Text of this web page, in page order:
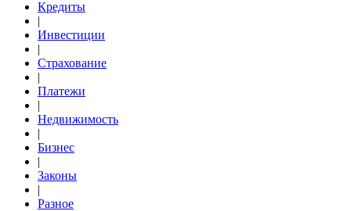
Кредиты
|
Инвестиции
|
Страхование
|
Платежи
|
Недвижимость
|
Бизнес
|
Законы
|
Разное